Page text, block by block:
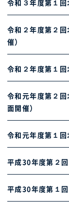
令和３年度第１
令和２年度第２
催）
令和２年度第１
令和元年度第２
面開催）
令和元年度第１
平成30年度第２
平成30年度第１